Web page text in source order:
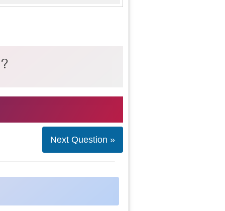
Next Question »